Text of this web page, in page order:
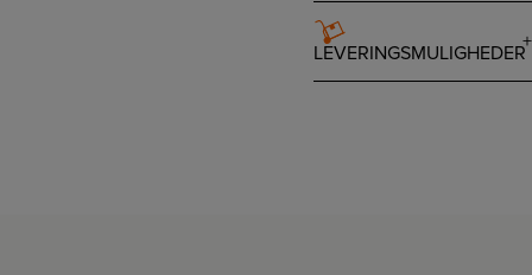
LEVERINGSMULIGHEDER